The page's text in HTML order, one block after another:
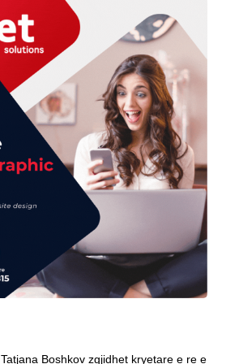
Tatjana Boshkov zgjidhet kryetare e re e